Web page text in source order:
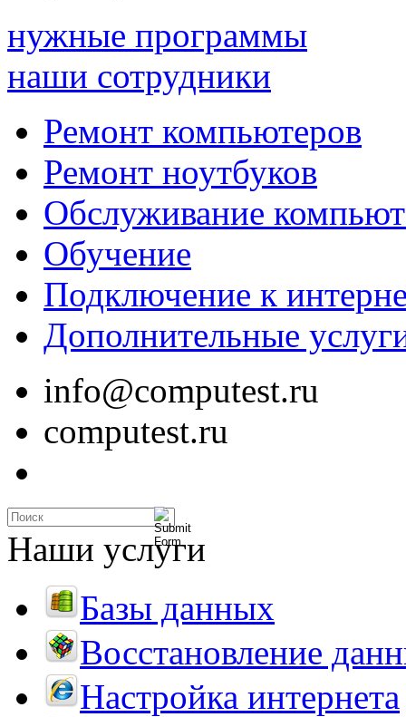
нужные программы
наши сотрудники
Ремонт компьютеров
Ремонт ноутбуков
Обслуживание
Обучение
Подключение к
Дополнительные
info@computest.ru
computest.ru
Наши услуги
Базы данных
Восстановление
Настройка интернета